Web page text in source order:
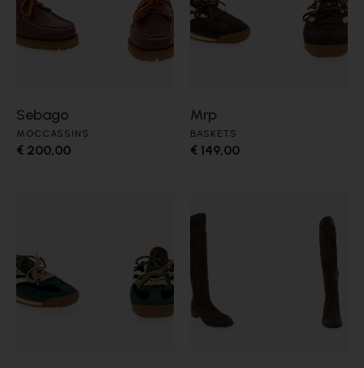
Sebago
MOCCASSINS
€ 200,00
Mrp
BASKETS
€ 149,00